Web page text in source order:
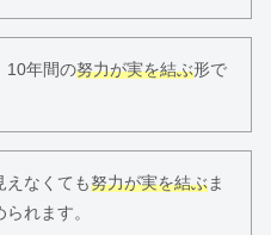
10年間の努力が実を結ぶ形で
えなくても努力が実を結ぶま
れます。